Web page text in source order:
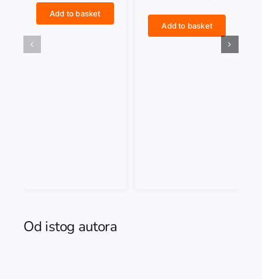
Add to basket
Add to basket
Od istog autora